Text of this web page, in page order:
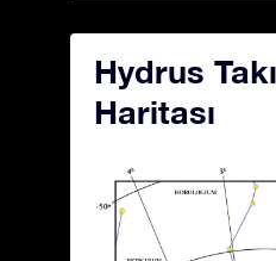
Hydrus
Haritası